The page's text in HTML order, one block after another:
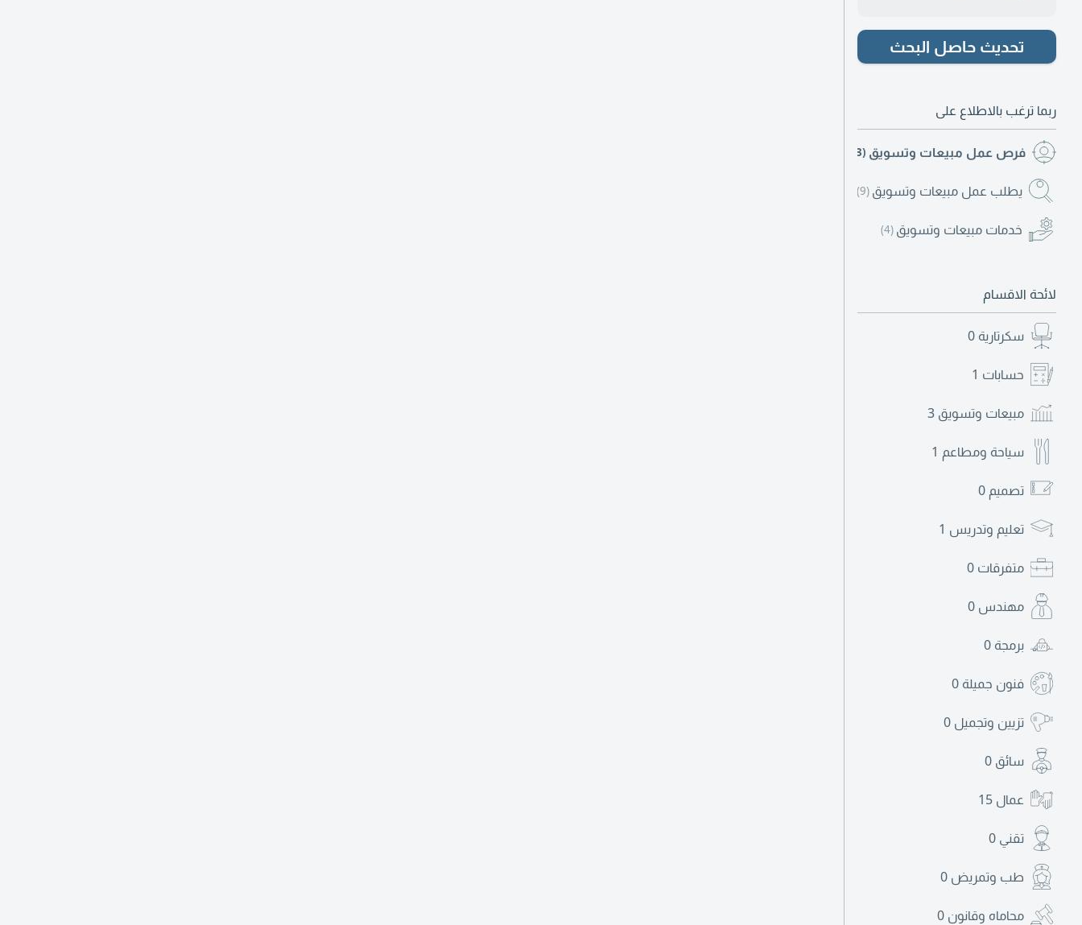
تحديث حاصل البحث
ربما ترغب بالاطلاع على
فرص عمل مبيعات وتسويق (3)
يطلب عمل مبيعات وتسويق (9)
خدمات مبيعات وتسويق (4)
لائحة الاقسام
سكرتارية 0
حسابات 1
مبيعات وتسويق 3
سياحة ومطاعم 1
تصميم 0
تعليم وتدريس 1
متفرقات 0
مهندس 0
برمجة 0
فنون جميلة 0
تزيين وتجميل 0
سائق 0
عمال 15
تقني 0
طب وتمريض 0
محاماه وقانون 0